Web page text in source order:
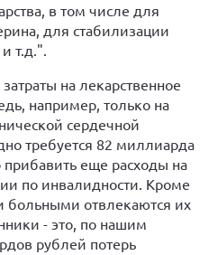
в том числе для
для стабилизации
т.д.".
на лекарственное
например, только на
сердечной
требуется 82 миллиарда
еще расходы на
по инвалидности. Кроме
больными отвлекаются их
- это, по нашим
рублей потерь